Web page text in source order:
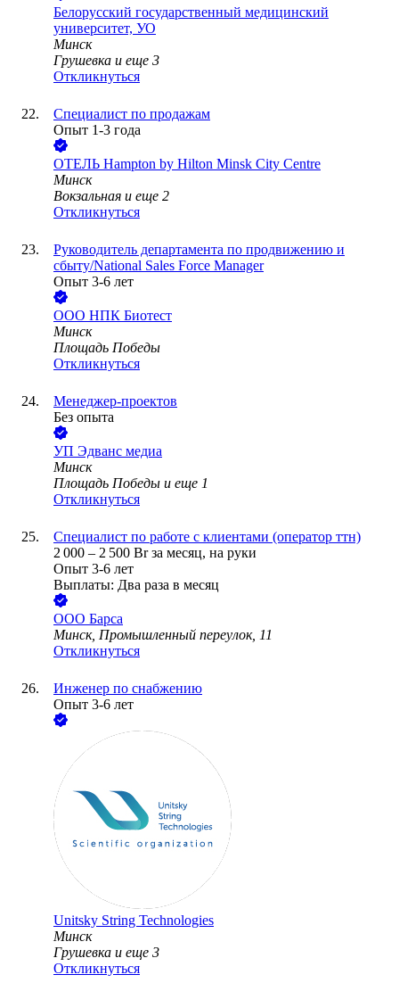
Белорусский государственный медицинский
университет, УО
Минск
Грушевка и еще 3
Откликнуться
Специалист по продажам
Опыт 1-3 года
ОТЕЛЬ Hampton by Hilton Minsk City Centre
Минск
Вокзальная и еще 2
Откликнуться
Руководитель департамента по продвижению и
сбыту/National Sales Force Manager
Опыт 3-6 лет
ООО НПК Биотест
Минск
Площадь Победы
Откликнуться
Менеджер-проектов
Без опыта
УП Эдванс медиа
Минск
Площадь Победы и еще 1
Откликнуться
Специалист по работе с клиентами (оператор ттн)
2 000 – 2 500 Br за месяц, на руки
Опыт 3-6 лет
Выплаты: Два раза в месяц
ООО Барса
Минск, Промышленный переулок, 11
Откликнуться
Инженер по снабжению
Опыт 3-6 лет
Unitsky String Technologies
Минск
Грушевка и еще 3
Откликнуться